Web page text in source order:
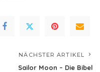
NÄCHSTER ARTIKEL
Sailor Moon – Die Bibel